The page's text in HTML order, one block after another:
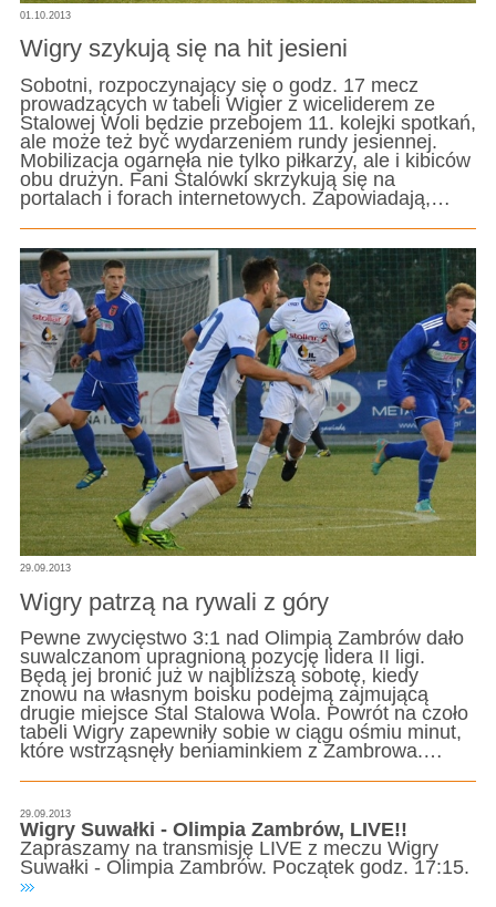
01.10.2013
Wigry szykują się na hit jesieni
Sobotni, rozpoczynający się o godz. 17 mecz
prowadzących w tabeli Wigier z wiceliderem ze
Stalowej Woli będzie przebojem 11. kolejki spotkań,
ale może też być wydarzeniem rundy jesiennej.
Mobilizacja ogarnęła nie tylko piłkarzy, ale i kibiców
obu drużyn. Fani Stalówki skrzykują się na
portalach i forach internetowych. Zapowiadają,…
29.09.2013
Wigry patrzą na rywali z góry
Pewne zwycięstwo 3:1 nad Olimpią Zambrów dało
suwalczanom upragnioną pozycję lidera II ligi.
Będą jej bronić już w najbliższą sobotę, kiedy
znowu na własnym boisku podejmą zajmującą
drugie miejsce Stal Stalowa Wola. Powrót na czoło
tabeli Wigry zapewniły sobie w ciągu ośmiu minut,
które wstrząsnęły beniaminkiem z Zambrowa.…
29.09.2013
Wigry Suwałki - Olimpia Zambrów, LIVE!!
Zapraszamy na transmisję LIVE z meczu Wigry
Suwałki - Olimpia Zambrów. Początek godz. 17:15.